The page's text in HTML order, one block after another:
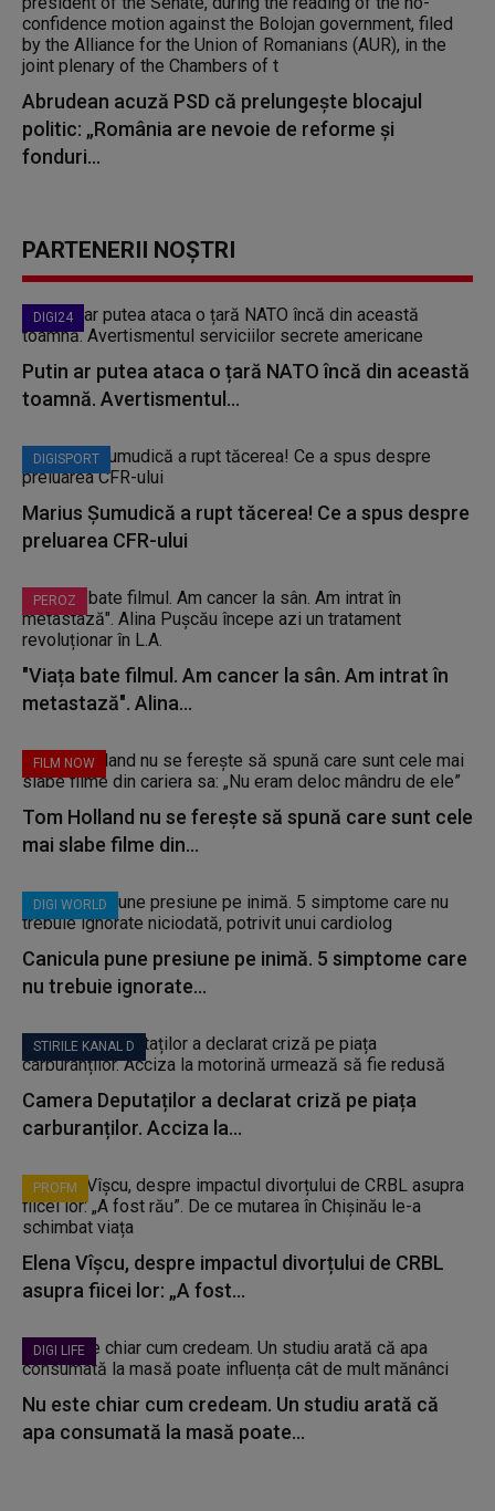
Abrudean acuză PSD că prelungește blocajul
politic: „România are nevoie de reforme și
fonduri...
PARTENERII NOȘTRI
DIGI24
Putin ar putea ataca o țară NATO încă din această
toamnă. Avertismentul...
DIGISPORT
Marius Șumudică a rupt tăcerea! Ce a spus despre
preluarea CFR-ului
PEROZ
"Viața bate filmul. Am cancer la sân. Am intrat în
metastază". Alina...
FILM NOW
Tom Holland nu se ferește să spună care sunt cele
mai slabe filme din...
DIGI WORLD
Canicula pune presiune pe inimă. 5 simptome care
nu trebuie ignorate...
STIRILE KANAL D
Camera Deputaților a declarat criză pe piața
carburanților. Acciza la...
PROFM
Elena Vîșcu, despre impactul divorțului de CRBL
asupra fiicei lor: „A fost...
DIGI LIFE
Nu este chiar cum credeam. Un studiu arată că
apa consumată la masă poate...